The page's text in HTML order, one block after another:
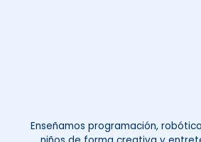
Enseñamos programación,